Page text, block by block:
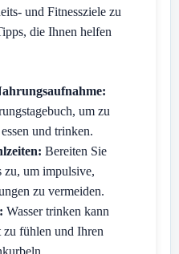
und Fitnessziele zu
die Ihnen helfen
um zu
und trinken.
Bereiten Sie
zu, um impulsive,
zu vermeiden.
Wasser trinken kann
zu fühlen und Ihren